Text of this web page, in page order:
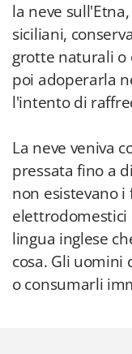
la neve
siciliani,
grotte naturali
poi adoperarla
l'intento di
La neve veniva
pressata fino a
non esistevano
lingua inglese
cosa. Gli uomini
o consumarli